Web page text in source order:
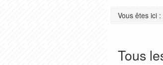
Vous êtes ici :
Tous